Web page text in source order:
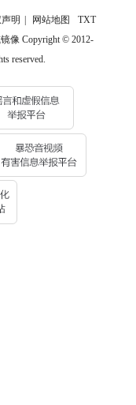
明 网站地图
TXT
像 Copyright © 2012-
reserved.